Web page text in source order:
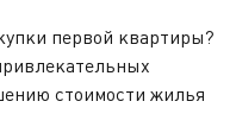
первой квартиры?
стоимости жилья